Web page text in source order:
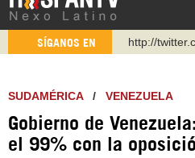
SÍGANOS EN
http://
https://
WhatsApp
Instagram
SUDAMÉRICA/ VENEZUELA
Gobierno de
el 99% con la